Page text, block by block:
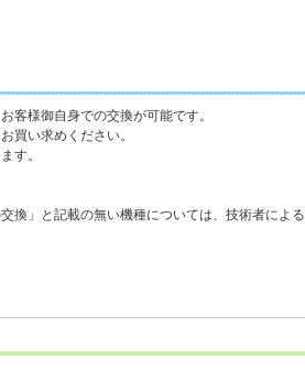
客様御自身での交換が可能です。
買い求めください。
す。
換」と記載の無い機種については、技術者によ